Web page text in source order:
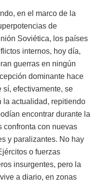
en el marco de la
de
Soviética, los países
internos, hoy día,
guerras en ningún
dominante hace
sí, efectivamente, se
la actualidad, repitiendo
encontrar durante la
confronta con nuevas
y paralizantes. No hay
o fuerzas
insurgentes, pero la
a diario, en zonas